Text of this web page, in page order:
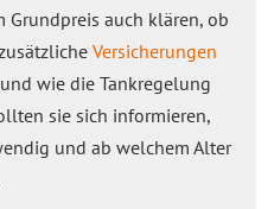
auch klären, ob
Versicherungen
wie die Tankregelung
sie sich informieren,
und ab welchem Alter